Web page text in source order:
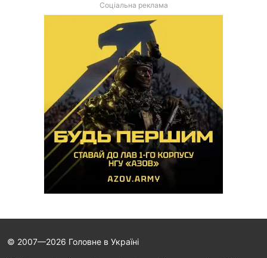
Соціальна реклама
© 2007—2026 Головне в Україні